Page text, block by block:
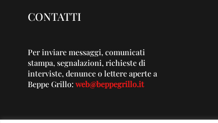
CONTATTI
Per inviare messaggi, comunicati
stampa, segnalazioni, richieste di
interviste, denunce o lettere aperte a
Beppe Grillo:web@beppegrillo.it